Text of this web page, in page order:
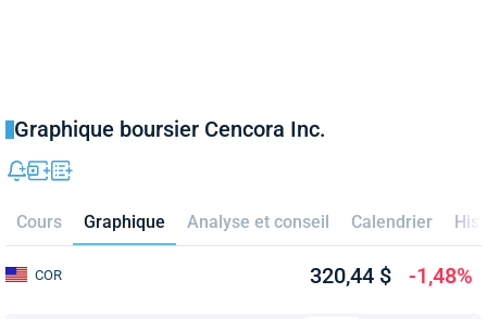
Graphique boursier Cencora Inc.
Cours Graphique Analyse et conseil Calendrier
COR 320,44 $ -1,48%